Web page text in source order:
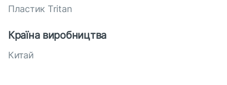
Пластик Tritan
Країна виробництва
Китай